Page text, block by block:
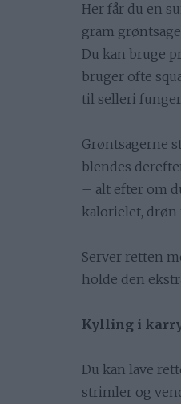
Her får du en
gram
Du kan bruge
bruger ofte
til selleri
Grøntsagerne
blendes
– alt efter om
kalorielet, drøn
Server retten
holde den
Kylling i
Du kan lave
strimler og